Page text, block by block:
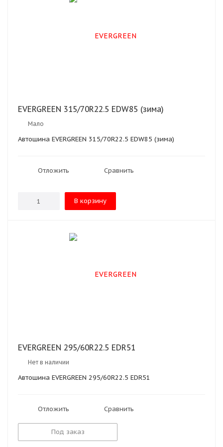
EVERGREEN 315/70R22.5 EDW85 (зима)
Мало
Автошина EVERGREEN 315/70R22.5 EDW85 (зима)
Отложить Сравнить
В корзину
EVERGREEN 295/60R22.5 EDR51
Нет в наличии
Автошина EVERGREEN 295/60R22.5 EDR51
Отложить Сравнить
Под заказ